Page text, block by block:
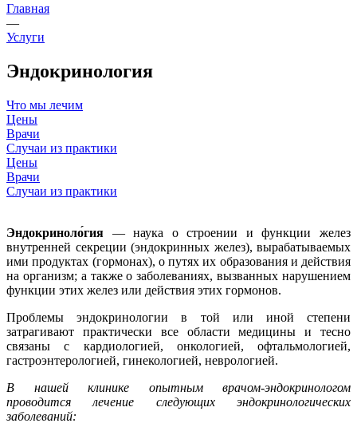
Главная
—
Услуги
Эндокринология
Что мы лечим
Цены
Врачи
Случаи из практики
Цены
Врачи
Случаи из практики
Эндокриноло́гия — наука о строении и функции желез
внутренней секреции (эндокринных желез), вырабатываемых
ими продуктах (гормонах), о путях их образования и действия
на организм; а также о заболеваниях, вызванных нарушением
функции этих желез или действия этих гормонов.
Проблемы эндокринологии в той или иной степени
затрагивают практически все области медицины и тесно
связаны с кардиологией, онкологией, офтальмологией,
гастроэнтерологией, гинекологией, неврологией.
В нашей клинике опытным врачом-эндокринологом
проводится лечение следующих эндокринологических
заболеваний: